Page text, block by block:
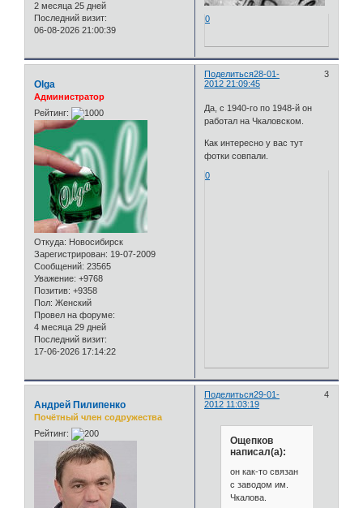
2 месяца 25 дней
Последний визит:
06-08-2026 21:00:39
0
Поделиться 3
28-01-
2012 21:09:45
Olga
Администратор
Рейтинг:
Откуда: Новосибирск
Зарегистрирован: 19-07-2009
Сообщений: 23565
Уважение: +9768
Позитив: +9358
Пол: Женский
Провел на форуме:
4 месяца 29 дней
Последний визит:
17-06-2026 17:14:22
Да, с 1940-го по 1948-й он
работал на Чкаловском.
Как интересно у вас тут
фотки совпали.
0
Поделиться 4
29-01-
2012 11:03:19
Андрей Пилипенко
Почётный член содружества
Рейтинг:
Ощепков
написал(а):
он как-то связан
с заводом им.
Чкалова.